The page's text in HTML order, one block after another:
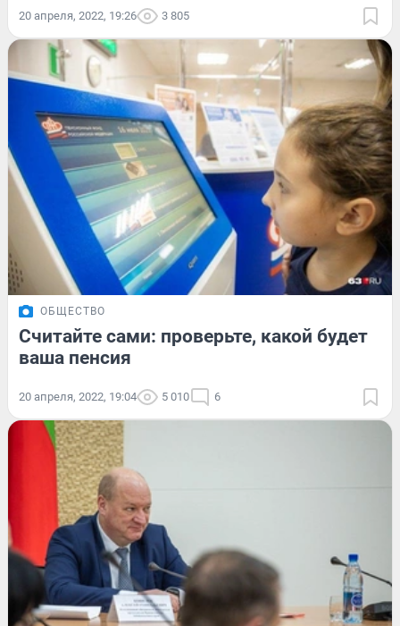
20 апреля, 2022, 19:26 3 805
ОБЩЕСТВО
Считайте сами: проверьте, какой будет
ваша пенсия
20 апреля, 2022, 19:04 5 010 6